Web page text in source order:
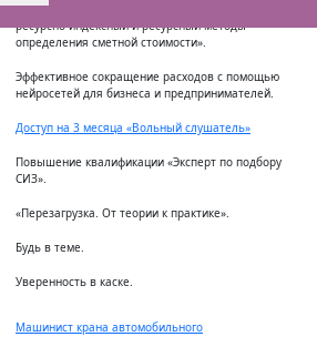
Повышение квалификации «Сметное дело. Курс
ресурсно-индексный и ресурсный методы
определения сметной стоимости».
Эффективное сокращение расходов с помощью
нейросетей для бизнеса и предпринимателей.
Доступ на 3 месяца «Вольный слушатель»
Повышение квалификации «Эксперт по подбору
СИЗ».
«Перезагрузка. От теории к практике».
Будь в теме.
Уверенность в каске.
Машинист крана автомобильного